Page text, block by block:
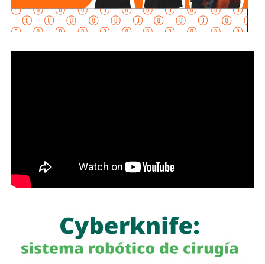
de las familias, porque les permitirá ahorrar tiempo y
insumos incluidos, lo que beneficiará principalmente a
madres y padres de familia, personas adultas mayores y
comunitarios en favor del bienestar social.